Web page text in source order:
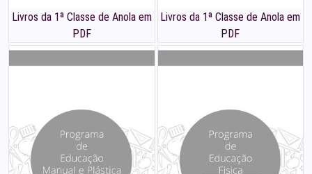
Livros da 1ª Classe de Anola em
PDF
Livros da 1ª Classe de Anola em
PDF